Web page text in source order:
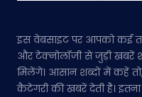
इस वेबसाइट पर आपको कई
और टेक्नोलॉजी से जुड़ी खबरें
मिलेंगे। आसान शब्दों में कहें
कैटेगरी की खबरें देती है।